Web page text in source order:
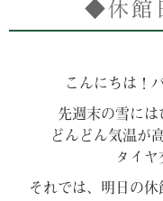
◆休館
こんにちは！
先週末の雪には
どんどん気温が
タイヤ
それでは、明日の休